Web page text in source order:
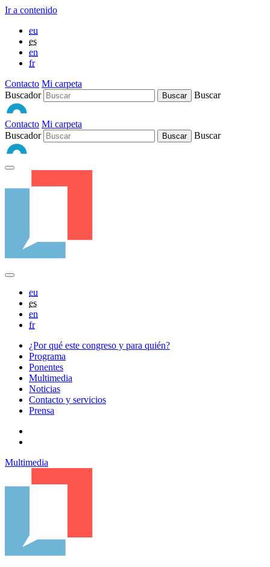
Ir a contenido
eu
es
en
fr
Contacto Mi carpeta
Buscador
Buscar
Contacto Mi carpeta
Buscador
Buscar
eu
es
en
fr
¿Por qué este congreso y para quién?
Programa
Ponentes
Multimedia
Noticias
Contacto y servicios
Prensa
Multimedia